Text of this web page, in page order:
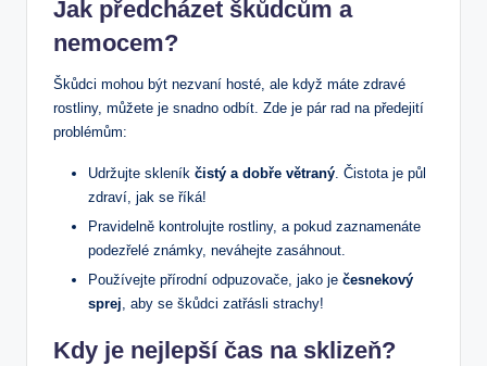
Jak předcházet škůdcům a
nemocem?
Škůdci mohou být nezvaní hosté, ale když máte zdravé
rostliny, můžete je snadno odbít. Zde je pár rad na předejití
problémům:
Udržujte skleník čistý a dobře větraný. Čistota je půl
zdraví, jak se říká!
Pravidelně kontrolujte rostliny, a pokud zaznamenáte
podezřelé známky, neváhejte zasáhnout.
Používejte přírodní odpuzovače, jako je česnekový
sprej, aby se škůdci zatřásli strachy!
Kdy je nejlepší čas na sklizeň?